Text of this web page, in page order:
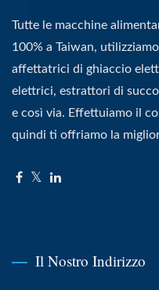
Tutte le macchine
100% a Taiwan,
affettatrici di ghiaccio
elettrici, estrattori di
e così via. Effettuiamo il
quindi ti offriamo la
Il Nostro Indirizzo